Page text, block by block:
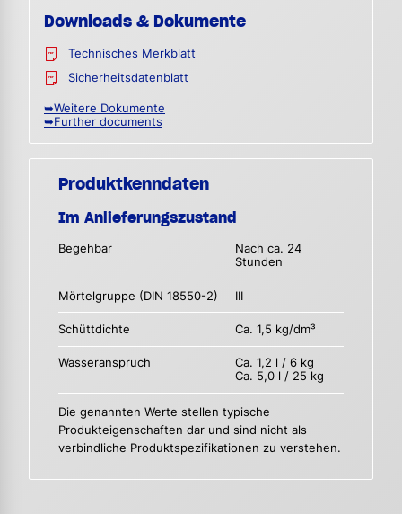
Downloads & Dokumente
Technisches Merkblatt
Sicherheitsdatenblatt
➥Weitere Dokumente
➥Further documents
Produktkenndaten
Im Anlieferungszustand
Begehbar
Nach ca. 24
Stunden
Mörtelgruppe (DIN 18550-2) III
Schüttdichte Ca. 1,5 kg/dm³
Wasseranspruch
Ca. 1,2 l / 6 kg
Ca. 5,0 l / 25 kg
Die genannten Werte stellen typische
Produkteigenschaften dar und sind nicht als
verbindliche Produktspezifikationen zu verstehen.